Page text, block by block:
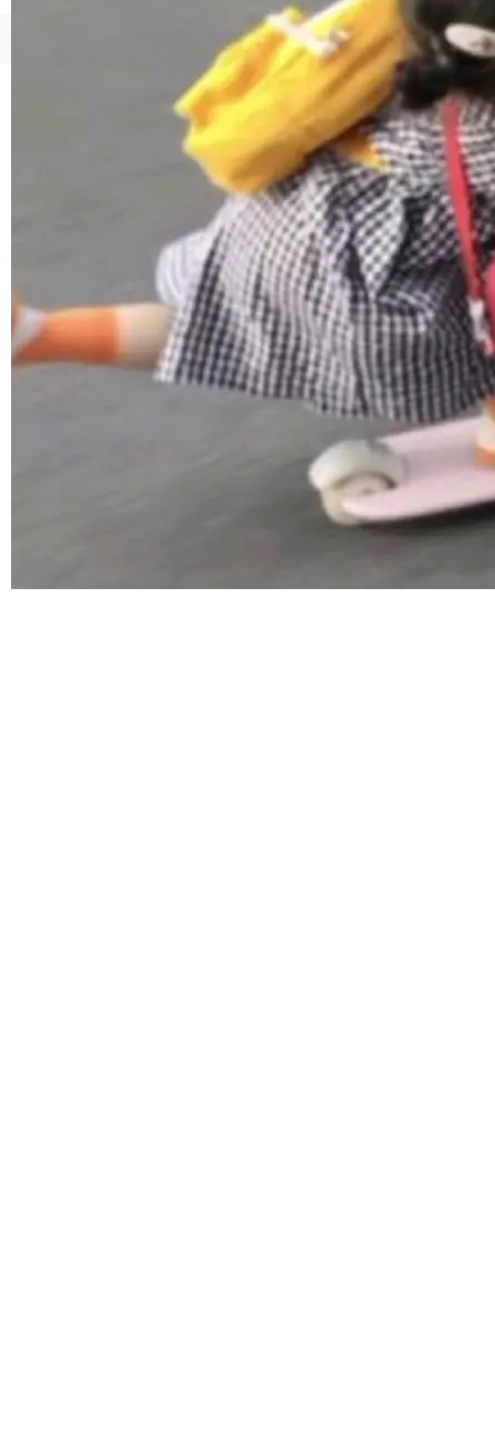
1，U1.5-Lite-Preview 在以下方向上带来了显著
提升： 原生支持4K图像生成； 更精细的局部纹
理、细节与真实世界质感； 更准确的中英文文字
生成与复杂版式组织； 更稳定的图...
©OSCHINA(OSChina.NET) 京ICP备2025119063号